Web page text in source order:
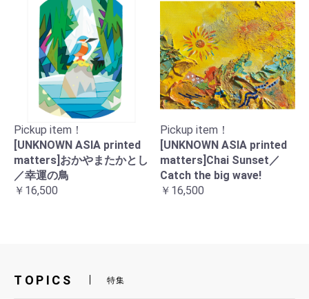
Pickup item！
[UNKNOWN ASIA printed
matters]おかやまたかとし
／幸運の鳥
￥16,500
Pickup item！
[UNKNOWN ASIA printed
matters]Chai Sunset／
Catch the big wave!
￥16,500
TOPICS 特集